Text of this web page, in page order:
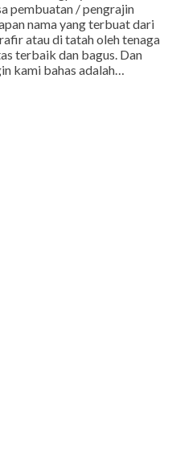
Jual Bongpay Kuburan Batu
pembuatan / pengrajin
nama yang terbuat dari
atau di tatah oleh tenaga
terbaik dan bagus. Dan
kami bahas adalah…